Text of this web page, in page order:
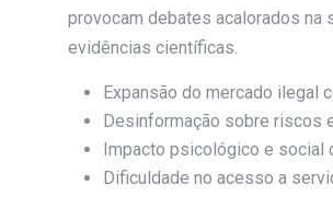
provocam debates acalorados na
evidências científicas.
Expansão do mercado ilegal
Desinformação sobre riscos
Impacto psicológico e social
Dificuldade no acesso a